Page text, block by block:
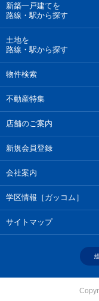
新築一戸建てを
路線・駅から探す
土地を
路線・駅から探す
物件検索
不動産特集
店舗のご案内
新規会員登録
会社案内
学区情報［ガッコム］
サイトマップ